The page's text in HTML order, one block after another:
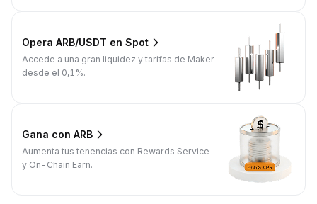
Opera ARB/USDT en Spot
Accede a una gran liquidez y tarifas de Maker
desde el 0,1%.
Gana con ARB
Aumenta tus tenencias con Rewards Service
y On-Chain Earn.